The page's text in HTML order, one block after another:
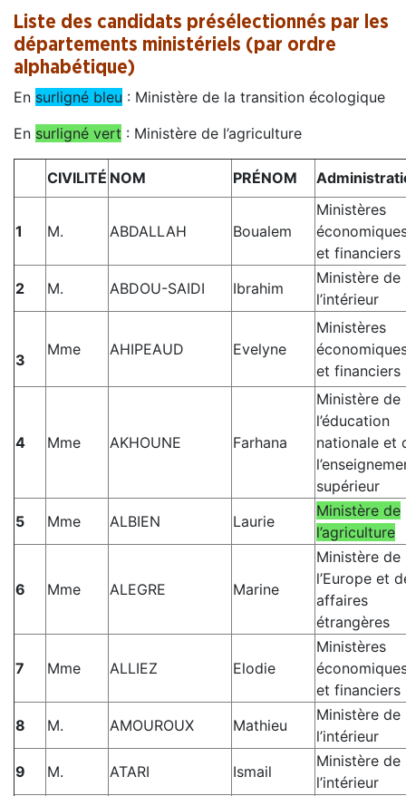
Liste des candidats présélectionnés par les
départements ministériels (par ordre
alphabétique)
En surligné bleu : Ministère de la transition écologique
En surligné vert : Ministère de l’agriculture
CIVILITÉ NOM PRÉNOM
1 M. ABDALLAH Boualem
Ministères
et financiers
2
M. ABDOU-SAIDI Ibrahim
Ministère de
l’intérieur
3
Mme AHIPEAUD Evelyne
Ministères
et financiers
4 Mme AKHOUNE Farhana
Ministère de
l’éducation
nationale et
supérieur
5
Mme ALBIEN Laurie
Ministère de
l’agriculture
6 Mme ALEGRE Marine
Ministère de
l’Europe et
affaires
étrangères
7 Mme ALLIEZ Elodie
Ministères
et financiers
8
M. AMOUROUX Mathieu
Ministère de
l’intérieur
9
M. ATARI Ismail
Ministère de
l’intérieur